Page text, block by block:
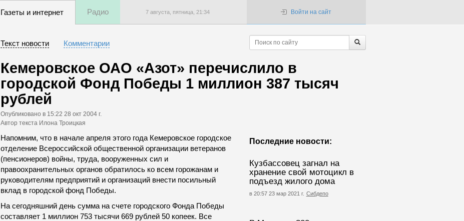
Газеты и интернет Радио 7 августа, пятница, 21 :34 Войти на сайт
Текст новости Комментарии
Кемеровское ОАО «Азот» перечислило в
городской Фонд Победы 1 миллион 387 тысяч
рублей
Опубликовано в 15:22 28 окт 2004 г.
Автор текста Илона Троицкая
Последние новости:
Кузбассовец загнал на
хранение свой мотоцикл в
подъезд жилого дома
в 20:57 23 мар 2021 г. Сибдепо
Напомним, что в начале апреля этого года Кемеровское городское
отделение Всероссийской общественной организации ветеранов
(пенсионеров) войны, труда, вооруженных сил и
правоохранительных органов обратилось ко всем горожанам и
руководителям предприятий и организаций внести посильный
вклад в городской фонд Победы.
На сегодняшний день сумма на счете городского Фонда Победы
составляет 1 миллион 753 тысячи 669 рублей 50 копеек. Все